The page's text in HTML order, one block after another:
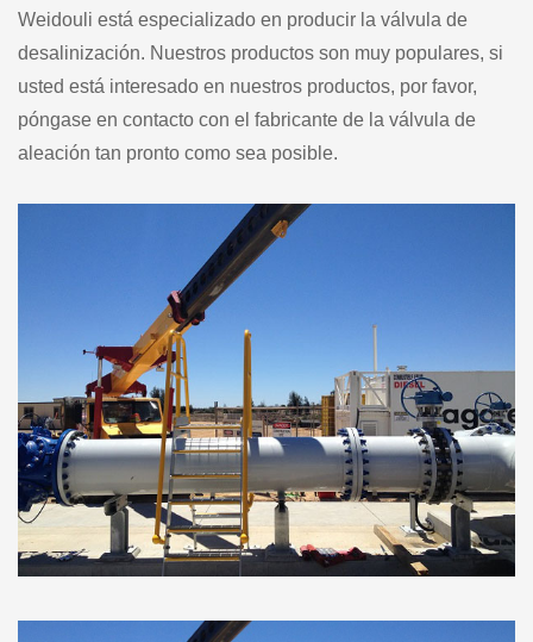
Weidouli está especializado en producir la válvula de
desalinización. Nuestros productos son muy populares, si
usted está interesado en nuestros productos, por favor,
póngase en contacto con el fabricante de la válvula de
aleación tan pronto como sea posible.